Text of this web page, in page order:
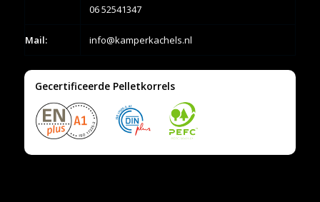
06 52541347
Mail: info@kamperkachels.nl
Gecertificeerde Pelletkorrels